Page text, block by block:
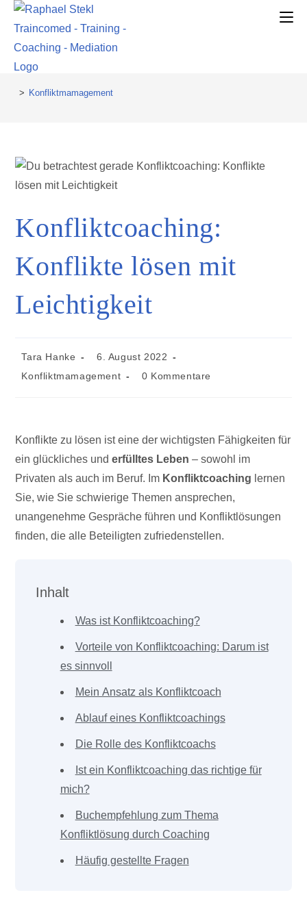
Zum
Inhalt
springen
> Konfliktmamagement
Konfliktcoaching:
Konflikte lösen mit
Leichtigkeit
Beitrags-
Tara Hanke
Beitrag
6. August 2022
Beitrags-
Konfliktmamagement
Beitrags-
0 Kommentare
Konflikte zu lösen ist eine der wichtigsten Fähigkeiten für
ein glückliches underfülltes Leben – sowohl im
Privaten als auch im Beruf. Im Konfliktcoaching lernen
Sie, wie Sie schwierige Themen ansprechen,
unangenehme Gespräche führen und Konfliktlösungen
finden, die alle Beteiligten zufriedenstellen.
Inhalt
Was ist Konfliktcoaching?
Vorteile von Konfliktcoaching: Darum ist
es sinnvoll
Mein Ansatz als Konfliktcoach
Ablauf eines Konfliktcoachings
Die Rolle des Konfliktcoachs
Ist ein Konfliktcoaching das richtige für
mich?
Buchempfehlung zum Thema
Konfliktlösung durch Coaching
Häufig gestellte Fragen